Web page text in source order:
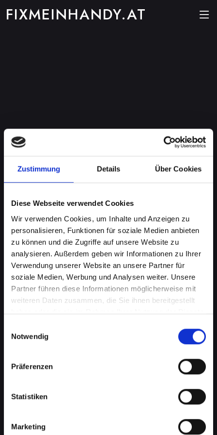
Zustimmung Details Über Cookies
Diese Webseite verwendet Cookies
Wir verwenden Cookies, um Inhalte und Anzeigen zu
personalisieren, Funktionen für soziale Medien anbieten
zu können und die Zugriffe auf unsere Website zu
analysieren. Außerdem geben wir Informationen zu Ihrer
Verwendung unserer Website an unsere Partner für
soziale Medien, Werbung und Analysen weiter. Unsere
Partner führen diese Informationen möglicherweise mit
weiteren Daten zusammen, die Sie ihnen bereitgestellt
haben oder die sie im Rahmen Ihrer Nutzung der Dienste
Notwendig
Präferenzen
Statistiken
Marketing
FIXMEINHANDY.AT
Ladebuchsenprobleme bei
Ihrem IPHONE-13-PRO in
Achenkirch? Schnelle
Ein häufiges Problem bei Smartphones ist die
bedeuten, dass Ihr IPHONE-13-PRO nicht mehr